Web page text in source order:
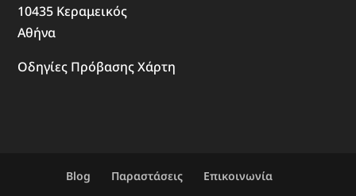
10435 Κεραμεικός
Αθήνα
Οδηγίες Πρόβασης Χάρτη
Blog Παραστάσεις Επικοινωνία